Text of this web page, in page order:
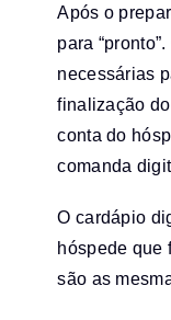
Após o
para
necessárias
finalização
conta do
comanda
O cardápio
hóspede que
são as